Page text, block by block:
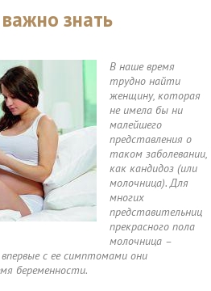
знать
В наше время
трудно найти
женщину, которая
не имела бы ни
малейшего
представления о
таком заболевании,
как кандидоз (или
молочница). Для
многих
представительниц
прекрасного пола
молочница –
с ее симптомами они
беременности.